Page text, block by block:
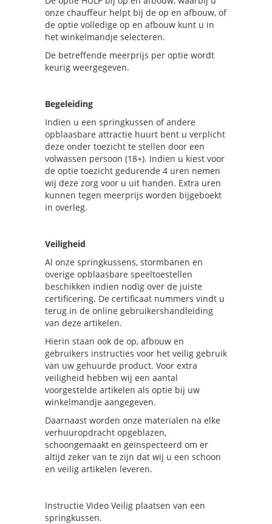
onze chauffeur helpt bij de op en afbouw, of
de optie volledige op en afbouw kunt u in
het winkelmandje selecteren.
De betreffende meerprijs per optie wordt
keurig weergegeven.
Begeleiding
Indien u een springkussen of andere
opblaasbare attractie huurt bent u verplicht
deze onder toezicht te stellen door een
volwassen persoon (18+). Indien u kiest voor
de optie toezicht gedurende 4 uren nemen
wij deze zorg voor u uit handen. Extra uren
kunnen tegen meerprijs worden bijgeboekt
in overleg.
Veiligheid
Al onze springkussens, stormbanen en
overige opblaasbare speeltoestellen
beschikken indien nodig over de juiste
certificering. De certificaat nummers vindt u
terug in de online gebruikershandleiding
van deze artikelen.
Hierin staan ook de op, afbouw en
gebruikers instructies voor het veilig gebruik
van uw gehuurde product. Voor extra
veiligheid hebben wij een aantal
voorgestelde artikelen als optie bij uw
winkelmandje aangegeven.
Daarnaast worden onze materialen na elke
verhuuropdracht opgeblazen,
schoongemaakt en geïnspecteerd om er
altijd zeker van te zijn dat wij u een schoon
en veilig artikelen leveren.
Instructie Video Veilig plaatsen van een
springkussen.